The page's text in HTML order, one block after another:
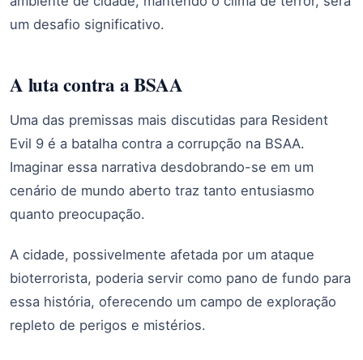
um desafio significativo.
A luta contra a BSAA
Uma das premissas mais discutidas para Resident
Evil 9 é a batalha contra a corrupção na BSAA.
Imaginar essa narrativa desdobrando-se em um
cenário de mundo aberto traz tanto entusiasmo
quanto preocupação.
A cidade, possivelmente afetada por um ataque
bioterrorista, poderia servir como pano de fundo para
essa história, oferecendo um campo de exploração
repleto de perigos e mistérios.